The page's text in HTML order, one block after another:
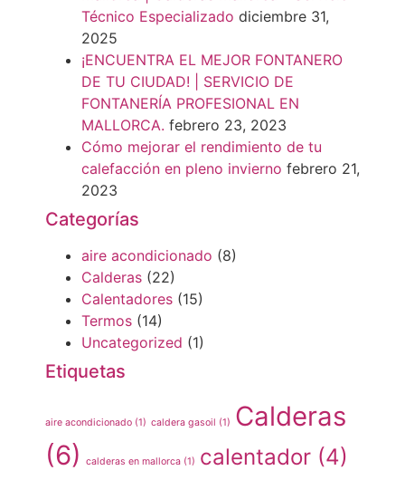
Técnico Especializado diciembre 31,
2025
¡ENCUENTRA EL MEJOR FONTANERO
DE TU CIUDAD! | SERVICIO DE
FONTANERÍA PROFESIONAL EN
MALLORCA. febrero 23, 2023
Cómo mejorar el rendimiento de tu
calefacción en pleno invierno febrero 21,
2023
Categorías
aire acondicionado (8)
Calderas (22)
Calentadores (15)
Termos (14)
Uncategorized (1)
Etiquetas
aire acondicionado (1) caldera gasoil (1) Calderas
(6)
calderas en mallorca (1) calentador (4)